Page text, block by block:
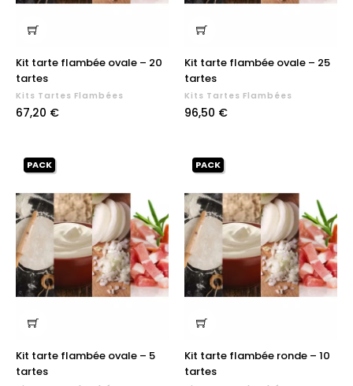
Kit tarte flambée ovale – 20
tartes
Kits Tartes Flambées
Prix
67,20 €
Kit tarte flambée ovale – 25
tartes
Kits Tartes Flambées
Prix
96,50 €
PACK
Kit tarte flambée ovale – 5
tartes
PACK
Kit tarte flambée ronde – 10
tartes